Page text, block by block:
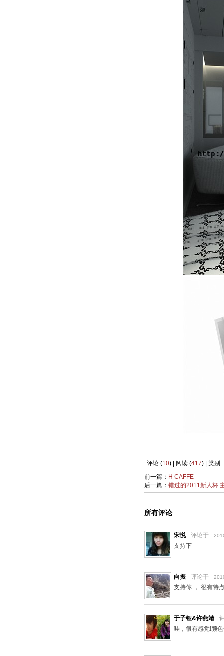
评论 (10) | 阅读 (417) | 类别
前一篇： H CAFFE
后一篇： 错过的2011新人杯
所有评论
宋悦 评论于
支持下
向振 评论于
支持你 ， 很有特
于子钰&许燕靖
哇，很有感觉!颜